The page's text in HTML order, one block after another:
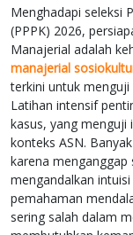
Menghadapi seleksi
(PPPK) 2026,
Manajerial adalah
manajerial
terkini untuk
Latihan intensif
kasus, yang
konteks ASN.
karena
mengandalkan
pemahaman
sering salah dalam